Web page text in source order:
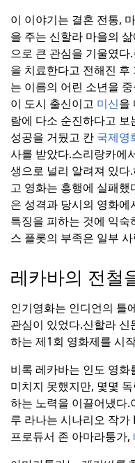
이 이야기는 결혼 전통,
을 주는 신할라 마을의
으로 큰 관심을 기울였다.
을 치료한다고 전해진
는 이름의 어린 소년을
이 도시 출신이고 미신을
람에 다소 순진하다고
성공을 거뒀고 칸 국제영
사를 받았다.스리랑카에
생으로 널리 알려져 있다.
고 영화는 흥행에 실패했
은 성격과 당시의 영화
특징을 피하는 것에 익숙
스 플롯의 부족은 일부
레카바의 전철
인기영화는 인디언의 틀
관심이 있었다.신할라 신
하는 제1회 영화제를 시
비록 레카바는 인도 영
미치지 못했지만, 몇몇
하는 노력을 이끌어냈다.
루 라나는 시나리오 작가
프로듀서 존 아마라퉁가,